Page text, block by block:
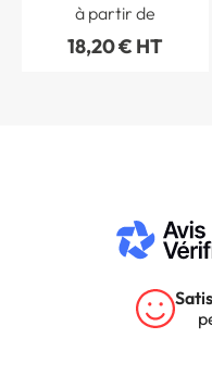
100 mm - Gamme
Bross
à partir de
18,20 € HT